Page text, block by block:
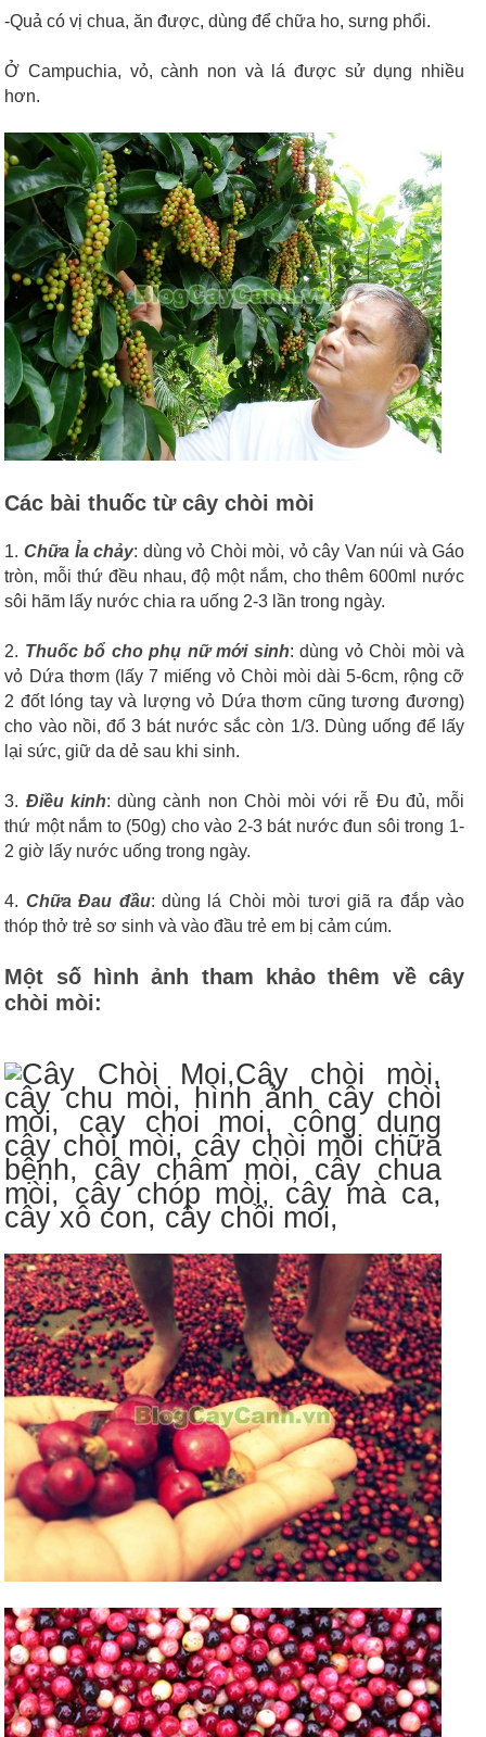
-Quả có vị chua, ăn được, dùng để chữa ho, sưng phổi.
Ở Campuchia, vỏ, cành non và lá được sử dụng nhiều
hơn.
Các bài thuốc từ cây chòi mòi
1. Chữa Ỉa chảy: dùng vỏ Chòi mòi, vỏ cây Van núi và Gáo
tròn, mỗi thứ đều nhau, độ một nắm, cho thêm 600ml nước
sôi hãm lấy nước chia ra uống 2-3 lần trong ngày.
2. Thuốc bổ cho phụ nữ mới sinh: dùng vỏ Chòi mòi và
vỏ Dứa thơm (lấy 7 miếng vỏ Chòi mòi dài 5-6cm, rộng cỡ
2 đốt lóng tay và lượng vỏ Dứa thơm cũng tương đương)
cho vào nồi, đổ 3 bát nước sắc còn 1/3. Dùng uống để lấy
lại sức, giữ da dẻ sau khi sinh.
3. Ðiều kinh: dùng cành non Chòi mòi với rễ Ðu đủ, mỗi
thứ một nắm to (50g) cho vào 2-3 bát nước đun sôi trong 1-
2 giờ lấy nước uống trong ngày.
4. Chữa Ðau đầu: dùng lá Chòi mòi tươi giã ra đắp vào
thóp thở trẻ sơ sinh và vào đầu trẻ em bị cảm cúm.
Một số hình ảnh tham khảo thêm về cây
chòi mòi: